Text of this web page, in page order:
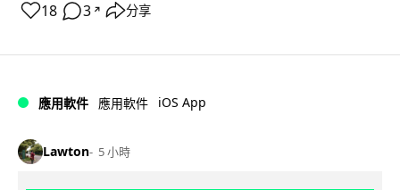
18 3 ↗ 分享
應用軟件 應用軟件 iOS App
Lawton 5 小時